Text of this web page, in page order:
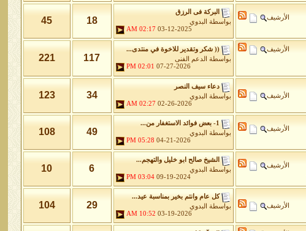
الأرشيف
البركة فى الرزق
بواسطة
البدوي
03-12-2025
02:17 AM
18
45
الأرشيف
(( شكر وتقدير للاخوة في منتدى...
بواسطة
الدعم الفنى
07-27-2026
02:01 PM
117
221
الأرشيف
دعاء سيف النصر
بواسطة
البدوي
02-26-2026
02:27 AM
34
123
الأرشيف
1- بعض فوائد الاستغفار من...
بواسطة
البدوي
04-21-2026
05:28 PM
49
108
الأرشيف
الشيخ صالح ابو خليل والتهجم...
بواسطة
البدوي
09-19-2024
03:04 PM
6
10
الأرشيف
كل عام وانتم بخير بمناسبة عيد...
بواسطة
البدوي
03-19-2026
10:52 AM
29
104